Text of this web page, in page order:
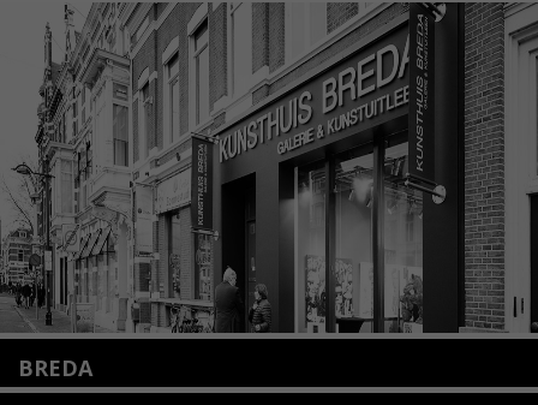
Amstelveenseweg 135
1075 VX Amsterdam
+31 (0)20 2332546
info@kunsthuisamsterdam.nl
Lees meer
BREDA